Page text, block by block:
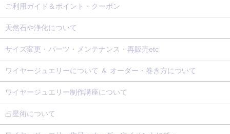
ご利用ガイド＆ポイント・クーポン
天然石や浄化について
サイズ変更・パーツ・メンテナンス・再販売etc
ワイヤージュエリーについて ＆ オーダー・巻き方について
ワイヤージュエリー制作講座について
占星術について